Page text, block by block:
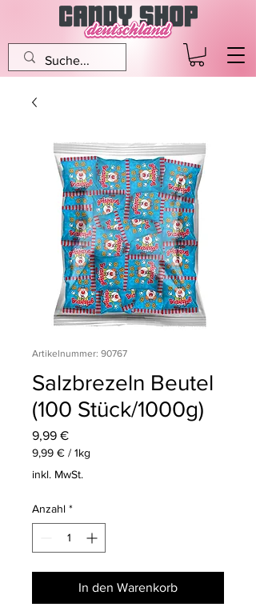
Artikelnummer: 90767
Salzbrezeln Beutel
(100 Stück/1000g)
9,99 €Preis
9,99 € / 1kg
9,99 €
pro
Kilogramm
inkl. MwSt.
Anzahl *
In den Warenkorb